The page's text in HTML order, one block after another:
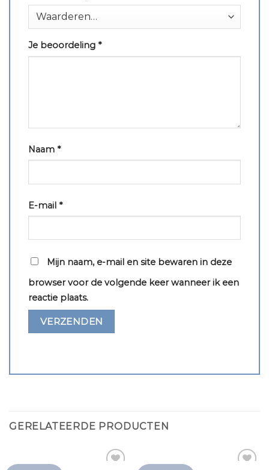
Je beoordeling *
Naam *
E-mail *
Mijn naam, e-mail en site bewaren in deze
browser voor de volgende keer wanneer ik een
reactie plaats.
GERELATEERDE PRODUCTEN